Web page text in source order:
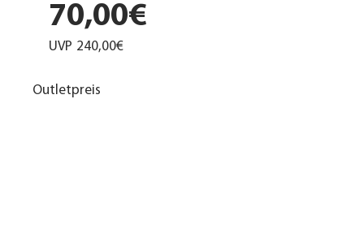
70,00€
UVP 240,00€
Outletpreis